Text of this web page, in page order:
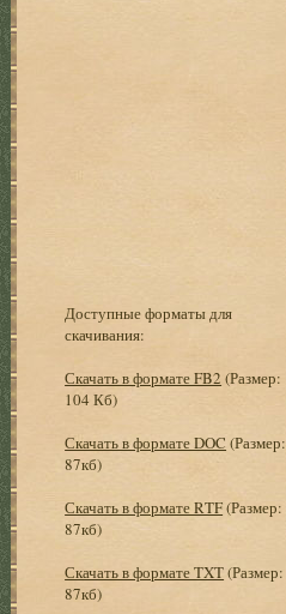
Доступные форматы для
скачивания:
Скачать в формате FB2 (Размер:
104 Кб)
Скачать в формате DOC (Размер:
87кб)
Скачать в формате RTF(Размер:
87кб)
Скачать в формате TXT(Размер:
87кб)